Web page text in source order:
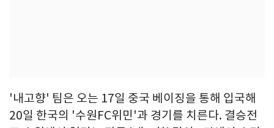
'내고향' 팀은 오는 17일 중국 베이징을 통해 입국해
20일 한국의 '수원FC위민'과 경기를 치른다. 결승전